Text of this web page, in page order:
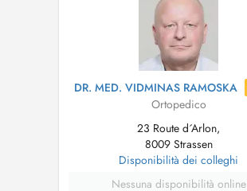
DR. MED. VIDMINAS RAMOSKA
Ortopedico
23 Route d´Arlon,
8009 Strassen
Disponibilità dei colleghi
Nessuna disponibilità online